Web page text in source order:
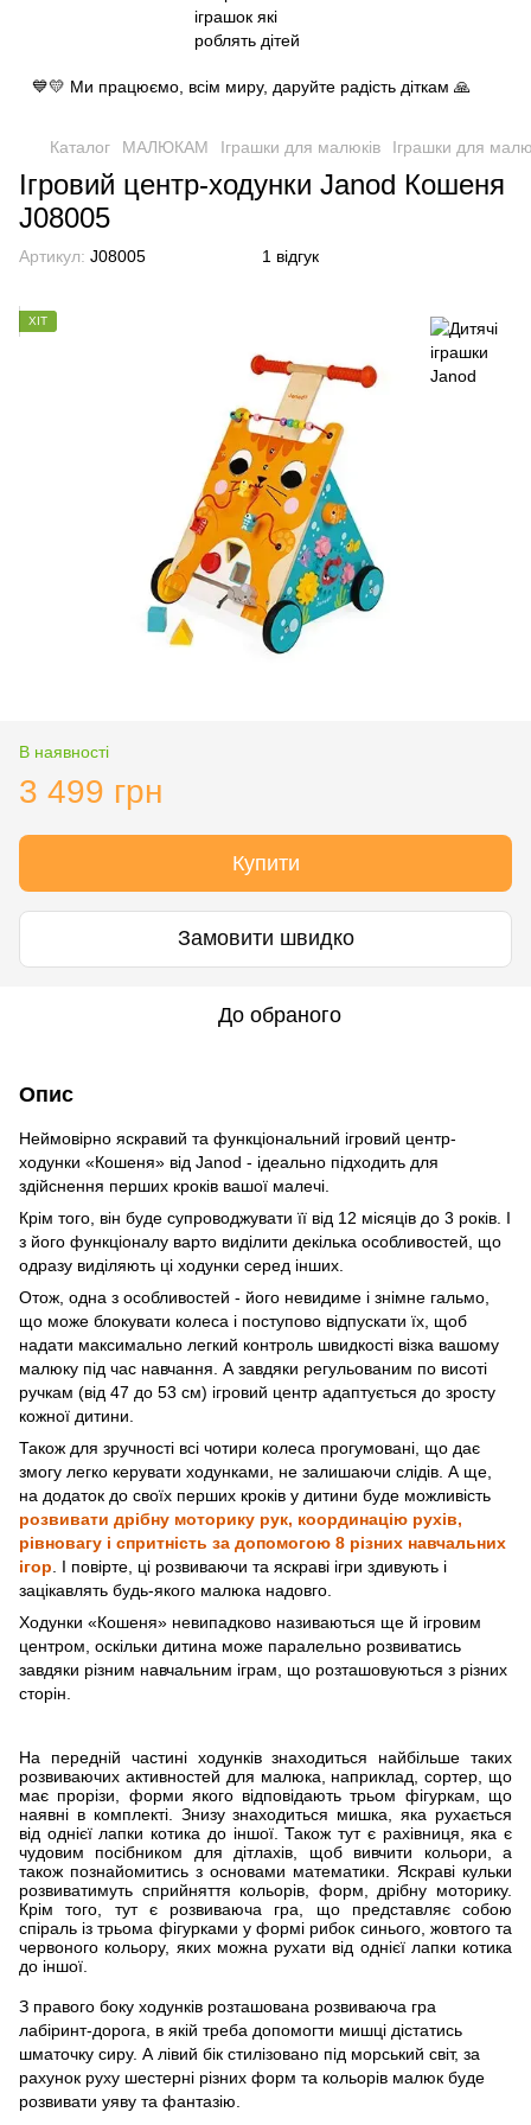
💙💛 Ми працюємо, всім миру, даруйте радість діткам 🙏
Каталог МАЛЮКАМ Іграшки для малюкiв Іграшки для
Ігровий центр-ходунки Janod Кошеня
J08005
Артикул: J08005 1 відгук
ХІТ
В наявності
3 499 грн
Купити
Замовити швидко
До обраного
Опис
Неймовірно яскравий та функціональний ігровий центр-
ходунки «Кошеня» від Janod - ідеально підходить для
здійснення перших кроків вашої малечі.
Крім того, він буде супроводжувати її від 12 місяців до 3 років. І
з його функціоналу варто виділити декілька особливостей, що
одразу виділяють ці ходунки серед інших.
Отож, одна з особливостей - його невидиме і знімне гальмо,
що може блокувати колеса і поступово відпускати їх, щоб
надати максимально легкий контроль швидкості візка вашому
малюку під час навчання. А завдяки регульованим по висоті
ручкам (від 47 до 53 см) ігровий центр адаптується до зросту
кожної дитини.
Також для зручності всі чотири колеса прогумовані, що дає
змогу легко керувати ходунками, не залишаючи слідів. А ще,
на додаток до своїх перших кроків у дитини буде можливість
розвивати дрібну моторику рук, координацію рухів,
рівновагу і спритність за допомогою 8 різних навчальних
ігор . І повірте, ці розвиваючи та яскраві ігри здивують і
зацікавлять будь-якого малюка надовго.
Ходунки «Кошеня» невипадково називаються ще й ігровим
центром, оскільки дитина може паралельно розвиватись
завдяки різним навчальним іграм, що розташовуються з різних
сторін.
На передній частині ходунків знаходиться найбільше таких
розвиваючих активностей для малюка, наприклад, сортер, що
має прорізи, форми якого відповідають трьом фігуркам, що
наявні в комплекті. Знизу знаходиться мишка, яка рухається
від однієї лапки котика до іншої. Також тут є рахівниця, яка є
чудовим посібником для дітлахів, щоб вивчити кольори, а
також познайомитись з основами математики. Яскраві кульки
розвиватимуть сприйняття кольорів, форм, дрібну моторику.
Крім того, тут є розвиваюча гра, що представляє собою
спіраль із трьома фігурками у формі рибок синього, жовтого та
червоного кольору, яких можна рухати від однієї лапки котика
до іншої.
З правого боку ходунків розташована розвиваюча гра
лабіринт-дорога, в якій треба допомогти мишці дістатись
шматочку сиру. А лівий бік стилізовано під морський світ, за
рахунок руху шестерні різних форм та кольорів малюк буде
розвивати уяву та фантазію.